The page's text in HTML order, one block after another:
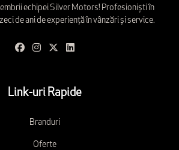
echipei Silver Motors! Profesioniști în
de ani de experiență în vânzări și service.
Link-uri Rapide
Branduri
Oferte